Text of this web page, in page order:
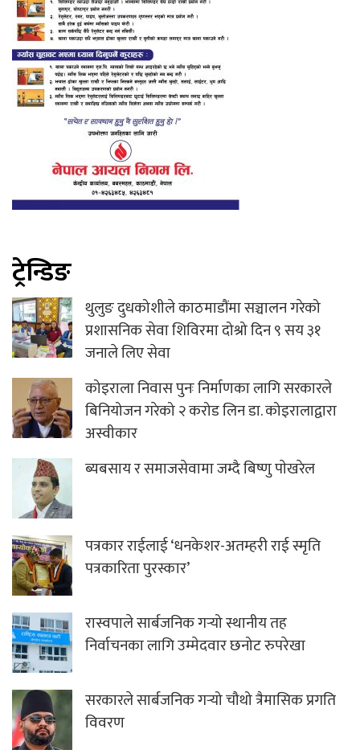
ट्रेन्डिङ
थुलुङ दुधकोशीले काठमाडौंमा सञ्चालन गरेको
प्रशासनिक सेवा शिविरमा दोश्रो दिन ९ सय ३१
जनाले लिए सेवा
कोइराला निवास पुनः निर्माणका लागि सरकारले
बिनियोजन गरेको २ करोड लिन डा. कोइरालाद्वारा
अस्वीकार
ब्यबसाय र समाजसेवामा जम्दै बिष्णु पाेखरेल
पत्रकार राईलाई ‘धनकेशर-अतम्हरी राई स्मृति
पत्रकारिता पुरस्कार’
रास्वपाले सार्बजनिक गर्‍यो स्थानीय तह
निर्वाचनका लागि उम्मेदवार छनोट रुपरेखा
सरकारले सार्बजनिक गर्‍यो चौथो त्रैमासिक प्रगति
विवरण